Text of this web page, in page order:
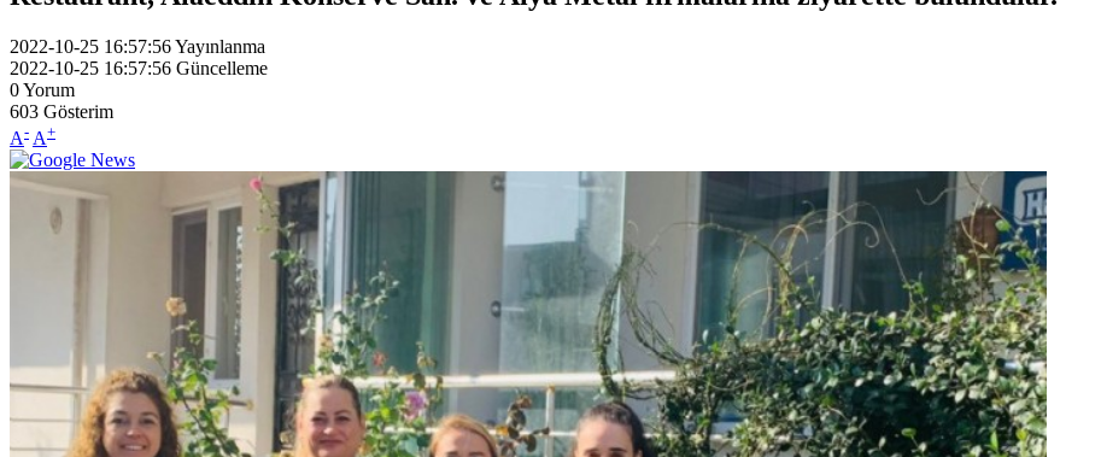
2022-10-25 16:57:56Yayınlanma
2022-10-25 16:57:56 Güncelleme
0Yorum
603 Gösterim
A- A+